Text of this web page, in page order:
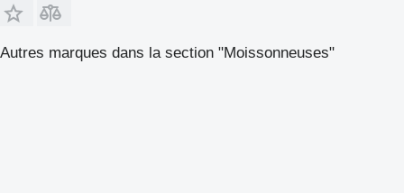
Autres marques dans la section "Moissonneuses"